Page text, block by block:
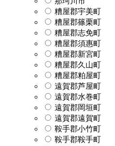
糟屋郡宇美町
糟屋郡篠栗町
糟屋郡志免町
糟屋郡須惠町
糟屋郡新宮町
糟屋郡久山町
糟屋郡粕屋町
遠賀郡芦屋町
遠賀郡水巻町
遠賀郡岡垣町
遠賀郡遠賀町
鞍手郡小竹町
鞍手郡鞍手町